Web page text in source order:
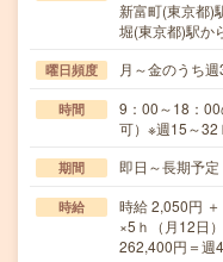
新富町(東京都)
堀(東京都)駅か
曜日頻度 月～金のうち
時間
9：00～18：
可）※週15～
期間 即日～長期予
時給
時給 2,050円
×5ｈ（月12日
262,400円＝週